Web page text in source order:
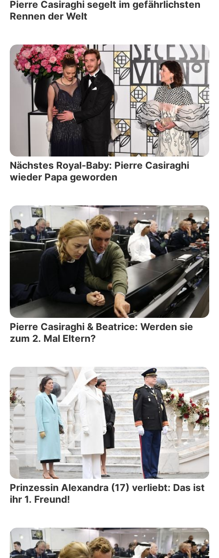
Pierre Casiraghi segelt im gefährlichsten
Rennen der Welt
Nächstes Royal-Baby: Pierre Casiraghi
wieder Papa geworden
Pierre Casiraghi & Beatrice: Werden sie
zum 2. Mal Eltern?
Prinzessin Alexandra (17) verliebt: Das ist
ihr 1. Freund!